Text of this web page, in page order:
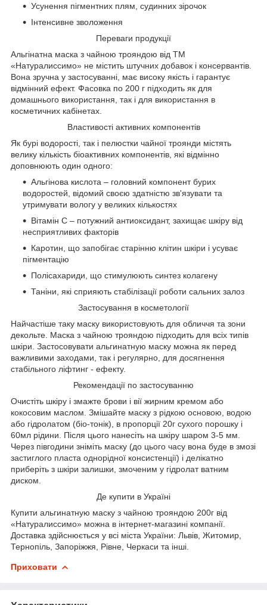
Усунення пігментних плям, судинних зірочок
Інтенсивне зволоження
Переваги продукції
Альгінатна маска з чайною трояндою від ТМ
«Натуралиссимо» не містить штучних добавок і консервантів.
Вона зручна у застосуванні, має високу якість і гарантує
відмінний ефект. Фасовка по 200 г підходить як для
домашнього використання, так і для використання в
косметичних кабінетах.
Властивості активних компонентів
Як бурі водорості, так і пелюстки чайної троянди містять
велику кількість біоактивних компонентів, які відмінно
доповнюють один одного:
Альгінова кислота – головний компонент бурих
водоростей, відомий своєю здатністю зв'язувати та
утримувати вологу у великих кількостях
Вітамін С – потужний антиоксидант, захищає шкіру від
несприятливих факторів
Каротин, що запобігає старінню клітин шкіри і усуває
пігментацію
Полісахариди, що стимулюють синтез колагену
Таніни, які сприяють стабілізації роботи сальних залоз
Застосування в косметології
Найчастіше таку маску використовують для обличчя та зони
декольте. Маска з чайною трояндою підходить для всіх типів
шкіри. Застосовувати альгинатную маску можна як перед
важливими заходами, так і регулярно, для досягнення
стабільного ліфтинг - ефекту.
Рекомендації по застосуванню
Очистіть шкіру і змажте брови і вії жирним кремом або
кокосовим маслом. Змішайте маску з рідкою основою, водою
або гідролатом (біо-тонік), в пропорції 20г сухого порошку і
60мл рідини. Після цього нанесіть на шкіру шаром 3-5 мм.
Через півгодини зніміть маску (до цього часу вона буде в змозі
застиглого пласта однорідної консистенції) і делікатно
приберіть з шкіри залишки, змоченим у гідролат ватним
диском.
Де купити в Україні
Купити альгинатную маску з чайною трояндою 200г від
«Натуралиссимо» можна в інтернет-магазині компанії.
Доставка здійснюється у всі міста України: Львів, Житомир,
Тернопіль, Запоріжжя, Рівне, Черкаси та інші.
Приховати